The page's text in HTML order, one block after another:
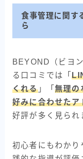
食事管理に関す
ら
BEYOND（ビヨ
る口コミでは「
くれる」「無理の
好みに合わせた
好評が多く見られ
初心者にもわかり